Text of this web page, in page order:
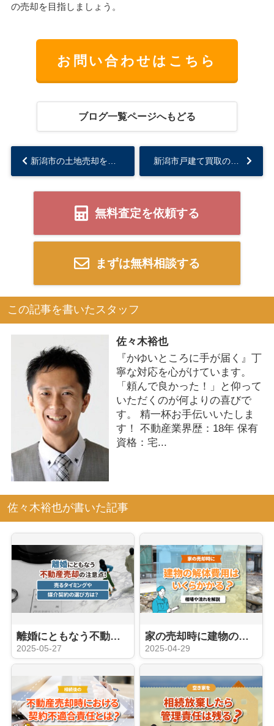
の売却を目指しましょう。
お問い合わせはこちら
ブログ一覧ページへもどる
無料査定を依頼する
まずは無料相談する
この記事を書いたスタッフ
佐々木裕也
『かゆいところに手が届く』丁
寧な対応を心がけています。
「頼んで良かった！」と仰って
いただくのが何よりの喜びで
す。 精一杯お手伝いいたしま
す！ 不動産業界歴：18年 保有
資格：宅...
佐々木裕也が書いた記事
離婚にともなう不動産売却の注意点！売るタイミングや媒介契約の選び方は？
2025-05-27
家の売却時に建物の解体費用はいくらかかる？相場や流れを解説
2025-04-29